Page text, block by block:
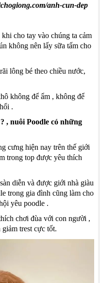
anh-cun-dep
cho tay vào chúng ta cảm
không nên lấy sữa tấm cho
lông bé theo chiều nước,
không để ẩm ,không để
.
? ,nuôiPoodle có những
cưng hiện nay trên thế giới
trongtop được yêu thích
diễn và được giới nhà giàu
trong gia đình cũng làm cho
yêupoodle .
chơi đùa với con người ,
giảmtrest cực tốt.